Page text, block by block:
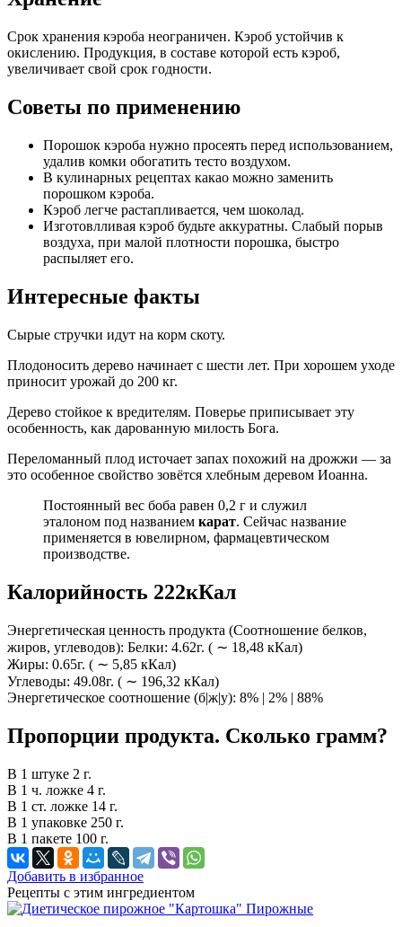
Срок хранения кэроба неограничен. Кэроб устойчив к
окислению. Продукция, в составе которой есть кэроб,
увеличивает свой срок годности.
Советы по применению
Порошок кэроба нужно просеять перед использованием,
удалив комки обогатить тесто воздухом.
В кулинарных рецептах какао можно заменить
порошком кэроба.
Кэроб легче растапливается, чем шоколад.
Изготовлливая кэроб будьте аккуратны. Слабый порыв
воздуха, при малой плотности порошка, быстро
распыляет его.
Интересные факты
Сырые стручки идут на корм скоту.
Плодоносить дерево начинает с шести лет. При хорошем уходе
приносит урожай до 200 кг.
Дерево стойкое к вредителям. Поверье приписывает эту
особенность, как дарованную милость Бога.
Переломанный плод источает запах похожий на дрожжи — за
это особенное свойство зовётся хлебным деревом Иоанна.
Постоянный вес боба равен 0,2 г и служил
эталоном под названием карат. Сейчас название
применяется в ювелирном, фармацевтическом
производстве.
Калорийность 222кКал
Энергетическая ценность продукта (Соотношение белков,
жиров, углеводов): Белки: 4.62г. ( ∼ 18,48 кКал)
Жиры: 0.65г. ( ∼ 5,85 кКал)
Углеводы: 49.08г. ( ∼ 196,32 кКал)
Энергетическое соотношение (б|ж|у): 8% | 2% | 88%
Пропорции продукта. Сколько грамм?
В 1 штуке 2 г.
В 1 ч. ложке 4 г.
В 1 ст. ложке 14 г.
В 1 упаковке 250 г.
В 1 пакете 100 г.
Добавить в избранное
Рецепты с этим ингредиентом
Пирожные